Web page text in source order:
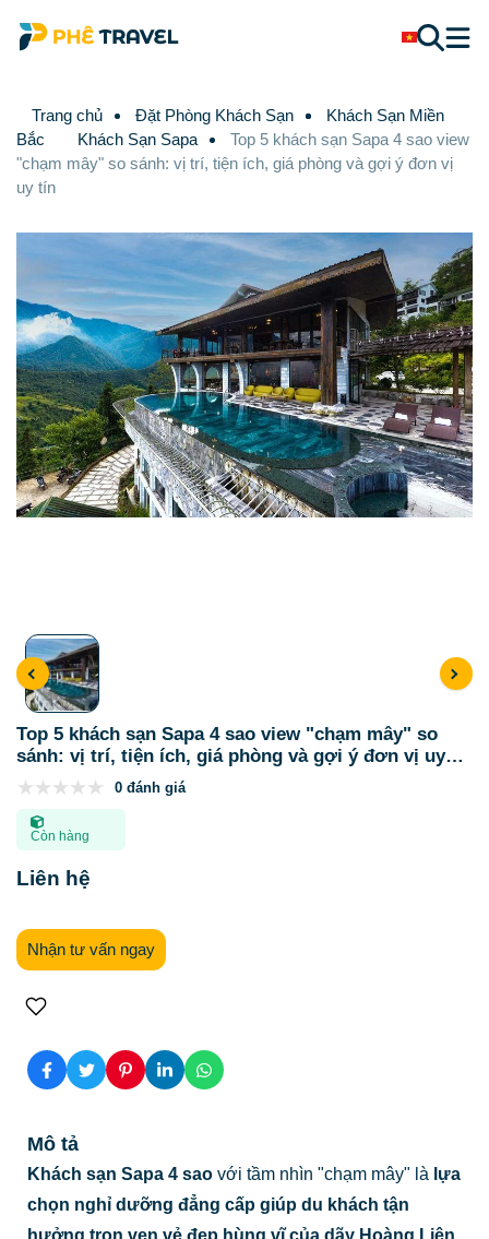
Trang chủ Đặt Phòng Khách Sạn
Khách Sạn Miền
Bắc
Khách Sạn Sapa
Top 5 khách sạn Sapa 4 sao view
"chạm mây" so sánh: vị trí, tiện ích, giá phòng và gợi ý đơn vị
uy tín
Top 5 khách sạn Sapa 4 sao view "chạm mây" so
sánh: vị trí, tiện ích, giá phòng và gợi ý đơn vị uy
tín
0 đánh giá
Còn hàng
Liên hệ
Nhận tư vấn ngay
Mô tả
Khách sạn Sapa 4 saovới tầm nhìn "chạm mây" là lựa
chọn nghỉ dưỡng đẳng cấp giúp du khách tận
hưởng trọn vẹn vẻ đẹp hùng vĩ của dãy Hoàng Liên